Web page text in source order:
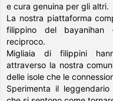
e cura genuina per gli altri.
La nostra piattaforma
filippino del bayanihan
reciproco.
Migliaia di filippini
attraverso la nostra
delle isole che le
Sperimenta il